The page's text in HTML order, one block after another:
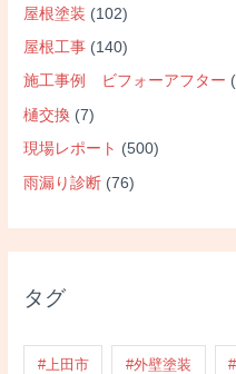
屋根塗装 (102)
屋根工事 (140)
施工事例 ビフォーアフター
樋交換 (7)
現場レポート (500)
雨漏り診断 (76)
タグ
#上田市 #外壁塗装